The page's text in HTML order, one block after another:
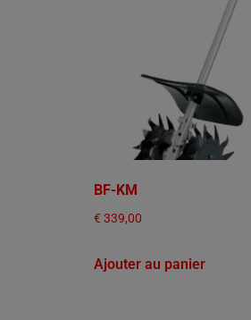
BF-KM
€ 339,00
Ajouter au panier